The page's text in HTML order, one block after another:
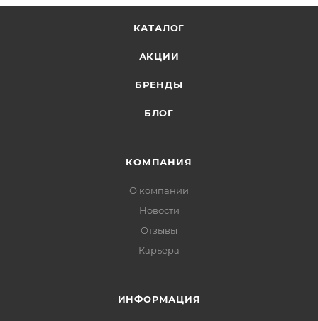
КАТАЛОГ
АКЦИИ
БРЕНДЫ
БЛОГ
КОМПАНИЯ
О компании
Новости
Отзывы
Карьера
ИНФОРМАЦИЯ